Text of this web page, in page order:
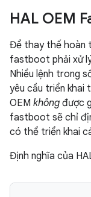
HAL OEM
Để thay thế hoàn
fastboot phải xử
Nhiều lệnh trong
yêu cầu triển khai
OEM không được
fastboot sẽ chỉ
có thể triển khai
Định nghĩa của